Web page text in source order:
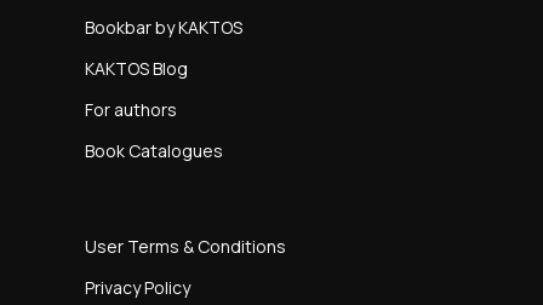
Bookbar by KAKTOS
KAKTOS Blog
For authors
Book Catalogues
User Terms & Conditions
Privacy Policy